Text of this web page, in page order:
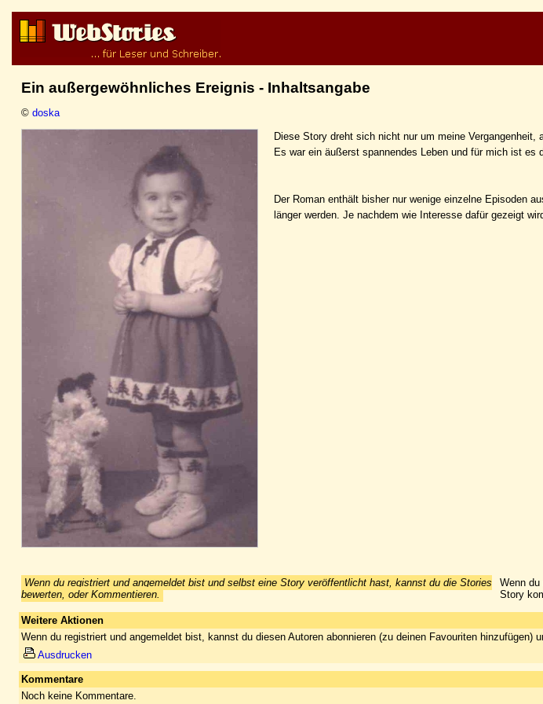
Ein außergewöhnliches Ereignis - Inhaltsangabe
© doska
Diese Story dreht sich nicht nur um meine Vergangenheit,
Es war ein äußerst spannendes Leben und für mich ist es
Der Roman enthält bisher nur wenige einzelne Episoden
länger werden. Je nachdem wie Interesse dafür gezeigt
Wenn du registriert und angemeldet bist und selbst eine Story veröffentlicht hast, kannst du die Stories
bewerten, oder Kommentieren.
Wenn
Story
Weitere Aktionen
Wenn du registriert und angemeldet bist, kannst du diesen Autoren abonnieren (zu deinen Favouriten hinzufügen)
Ausdrucken
Kommentare
Noch keine Kommentare.